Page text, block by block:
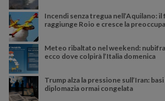
Incendi senza tregua nell’Aquilano: il
raggiunge Roio e cresce la
Meteo ribaltato nel weekend:
ecco dove colpirà l’Italia domenica
Trump alza la pressione sull’Iran:
diplomazia ormai congelata